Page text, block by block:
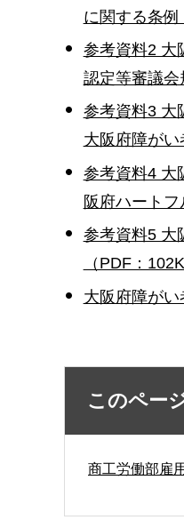
に関する条例
参考資料2 大
認定等審議会
参考資料3 大
大阪府障が
参考資料4 大
阪府ハートフ
参考資料5 大
（PDF：
大阪府障がい
このペー
商工労働部雇